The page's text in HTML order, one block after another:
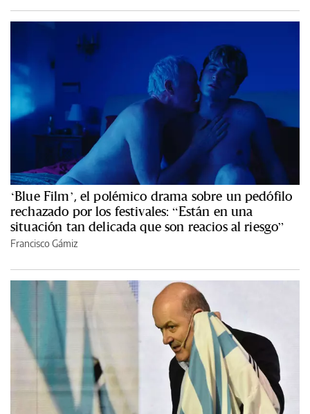
‘Blue Film’, el polémico drama sobre un pedófilo
rechazado por los festivales: “Están en una
situación tan delicada que son reacios al riesgo”
Francisco Gámiz